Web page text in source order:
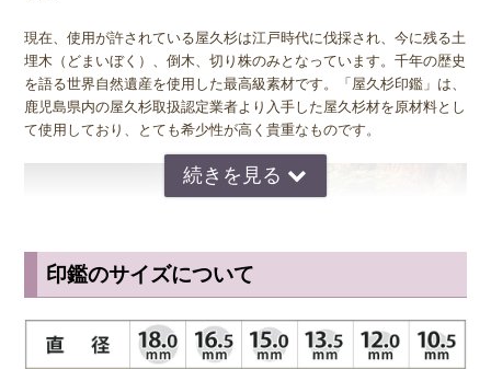
現在、使用が許されている屋久杉は江戸時代に伐採され、今に残る土
埋木（どまいぼく）、倒木、切り株のみとなっています。千年の歴史
を語る世界自然遺産を使用した最高級素材です。「屋久杉印鑑」は、
鹿児島県内の屋久杉取扱認定業者より入手した屋久杉材を原材料とし
て使用しており、とても希少性が高く貴重なものです。
印鑑のサイズについて